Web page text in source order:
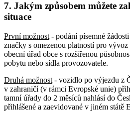
7. Jakým způsobem můžete
situace
První možnost - podání písemné
značky s omezenou platností pro
obecní úřad obce s rozšířenou
pobytu nebo sídla provozovatele.
Druhá možnost - vozidlo po výjezdu z
v zahraničí (v rámci Evropské unie)
tamní úřady do 2 měsíců nahlásí do
přihlášené a zaevidované v jiném státě